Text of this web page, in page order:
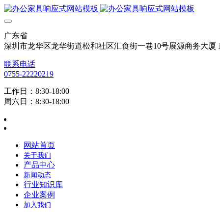
广东省
深圳市龙华区龙华街道松和社区汇食街一巷10号展源商务大厦
联系电话
0755-22220219
工作日：8:30-18:00
周六日：8:30-18:00
网站首页
关于我们
产品中心
新闻动态
行业知识库
企业案例
加入我们